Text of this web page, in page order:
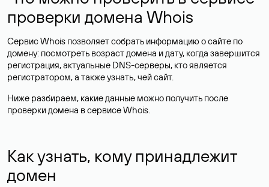
проверки домена Whois
Сервис Whois позволяет собрать информацию о сайте по
домену: посмотреть возраст домена и дату, когда завершится
регистрация, актуальные DNS-серверы, кто является
регистратором, а также узнать, чей сайт.
Ниже разбираем, какие данные можно получить после
проверки домена в сервисе Whois.
Как узнать, кому принадлежит
домен